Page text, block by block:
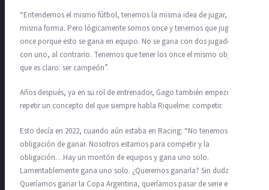
“Entendemos el mismo fútbol, tenemos la misma idea de jugar, la
misma forma. Pero lógicamente somos once y tenemos que jugar los
once porque esto se gana en equipo. No se gana con dos jugadores ni
con uno, al contrario. Tenemos que tener los once el mismo objetivo,
que es claro: ser campeón”.
Años después, ya en su rol de entrenador, Gago también empezó a
repetir un concepto del que siempre habla Riquelme: competir.
Esto decía en 2022, cuando aún estaba en Racing: “No tenemos la
obligación de ganar. Nosotros estamos para competir y la
obligación…Hay un montón de equipos y gana uno solo.
Lamentablemente gana uno solo. ¿Queremos ganarla? Sin dudas.
Queríamos ganar la Copa Argentina, queríamos pasar de serie en la